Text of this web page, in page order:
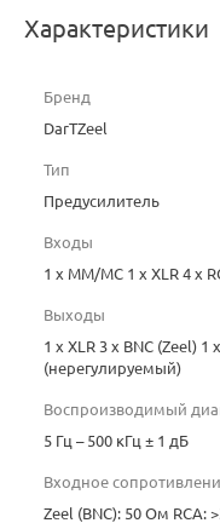
Характеристики
Бренд
DarTZeel
Тип
Предусилитель
Входы
1 x ММ/МС 1 x XLR 4 x
Выходы
1 x XLR 3 x BNC (Zeel) 1
(нерегулируемый)
Воспроизводимый
5 Гц – 500 кГц ± 1 дБ
Входное
Zeel (BNC): 50 Ом RCA: